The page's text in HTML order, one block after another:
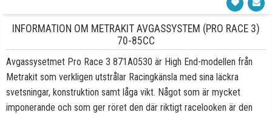
INFORMATION OM METRAKIT AVGASSYSTEM (PRO RACE 3)
70-85CC
Avgassysetmet Pro Race 3 871A0530 är High End-modellen från
Metrakit som verkligen utstrålar Racingkänsla med sina läckra
svetsningar, konstruktion samt låga vikt. Något som är mycket
imponerande och som ger röret den där riktigt racelooken är den